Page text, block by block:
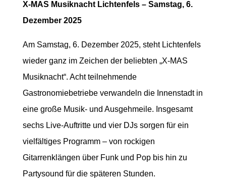
X-MAS Musiknacht Lichtenfels – Samstag, 6.
Dezember 2025
Am Samstag, 6. Dezember 2025, steht Lichtenfels
wieder ganz im Zeichen der beliebten „X-MAS
Musiknacht“. Acht teilnehmende
Gastronomiebetriebe verwandeln die Innenstadt in
eine große Musik- und Ausgehmeile. Insgesamt
sechs Live-Auftritte und vier DJs sorgen für ein
vielfältiges Programm – von rockigen
Gitarrenklängen über Funk und Pop bis hin zu
Partysound für die späteren Stunden.